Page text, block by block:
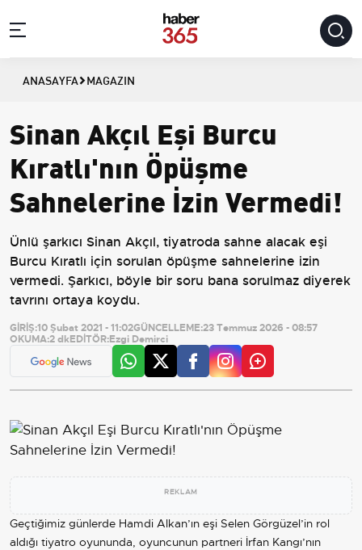
ANASAYFA MAGAZIN
Sinan Akçıl Eşi Burcu
Kıratlı'nın Öpüşme
Sahnelerine İzin Vermedi!
Ünlü şarkıcı Sinan Akçıl, tiyatroda sahne alacak eşi
Burcu Kıratlı için sorulan öpüşme sahnelerine izin
vermedi. Şarkıcı, böyle bir soru bana sorulmaz diyerek
tavrını ortaya koydu.
GİRİŞ:10 Şubat 2021 - 11:02GÜNCELLEME:23 Temmuz 2026 - 08:57
OKUMA:2 dkEDİTÖR:Ezgi Demirci
REKLAM
Geçtiğimiz günlerde Hamdi Alkan’ın eşi Selen Görgüzel’in rol
aldığı tiyatro oyununda, oyuncunun partneri İrfan Kangı’nın